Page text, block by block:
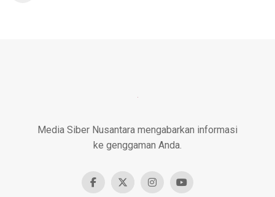
Media Siber Nusantara mengabarkan informasi
ke genggaman Anda.